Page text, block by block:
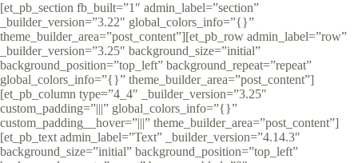
[et_pb_section fb_built=”1″ admin_label=”section”
_builder_version=”3.22″ global_colors_info=”{}”
theme_builder_area=”post_content”][et_pb_row admin_label=”row”
_builder_version=”3.25″ background_size=”initial”
background_position=”top_left” background_repeat=”repeat”
global_colors_info=”{}” theme_builder_area=”post_content”]
[et_pb_column type=”4_4″ _builder_version=”3.25″
custom_padding=”|||” global_colors_info=”{}”
custom_padding__hover=”|||” theme_builder_area=”post_content”]
[et_pb_text admin_label=”Text” _builder_version=”4.14.3″
background_size=”initial” background_position=”top_left”